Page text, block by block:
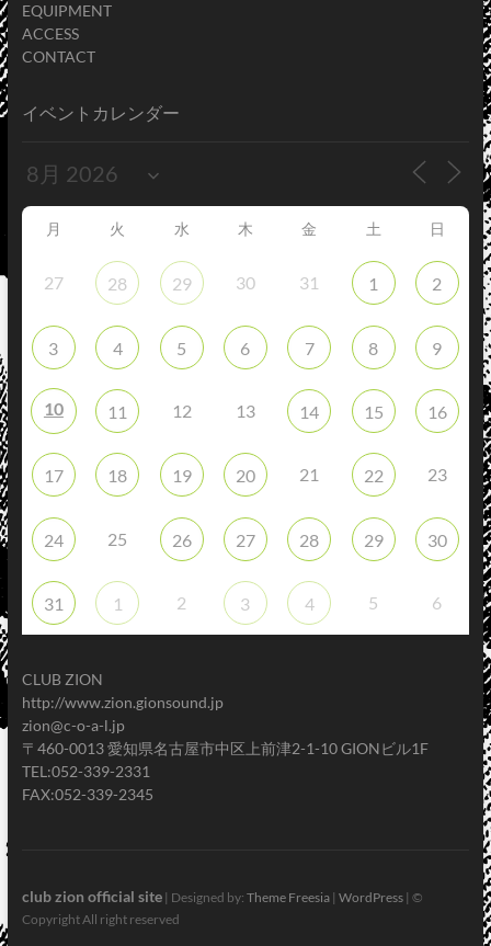
EQUIPMENT
ACCESS
CONTACT
イベントカレンダー
月 火 水 木 金 土 日
27 28 29 30 31 1 2
3 4 5 6 7 8 9
10 11 12 13 14 15 16
17 18 19 20 21 22 23
24 25 26 27 28 29 30
31 1 2 3 4 5 6
CLUB ZION
http://www.zion.gionsound.jp
zion@c-o-a-l.jp
〒460-0013 愛知県名古屋市中区上前津2-1-10 GIONビル1F
TEL:052-339-2331
FAX:052-339-2345
club zion official site| Designed by: Theme Freesia| WordPress| ©
Copyright All right reserved